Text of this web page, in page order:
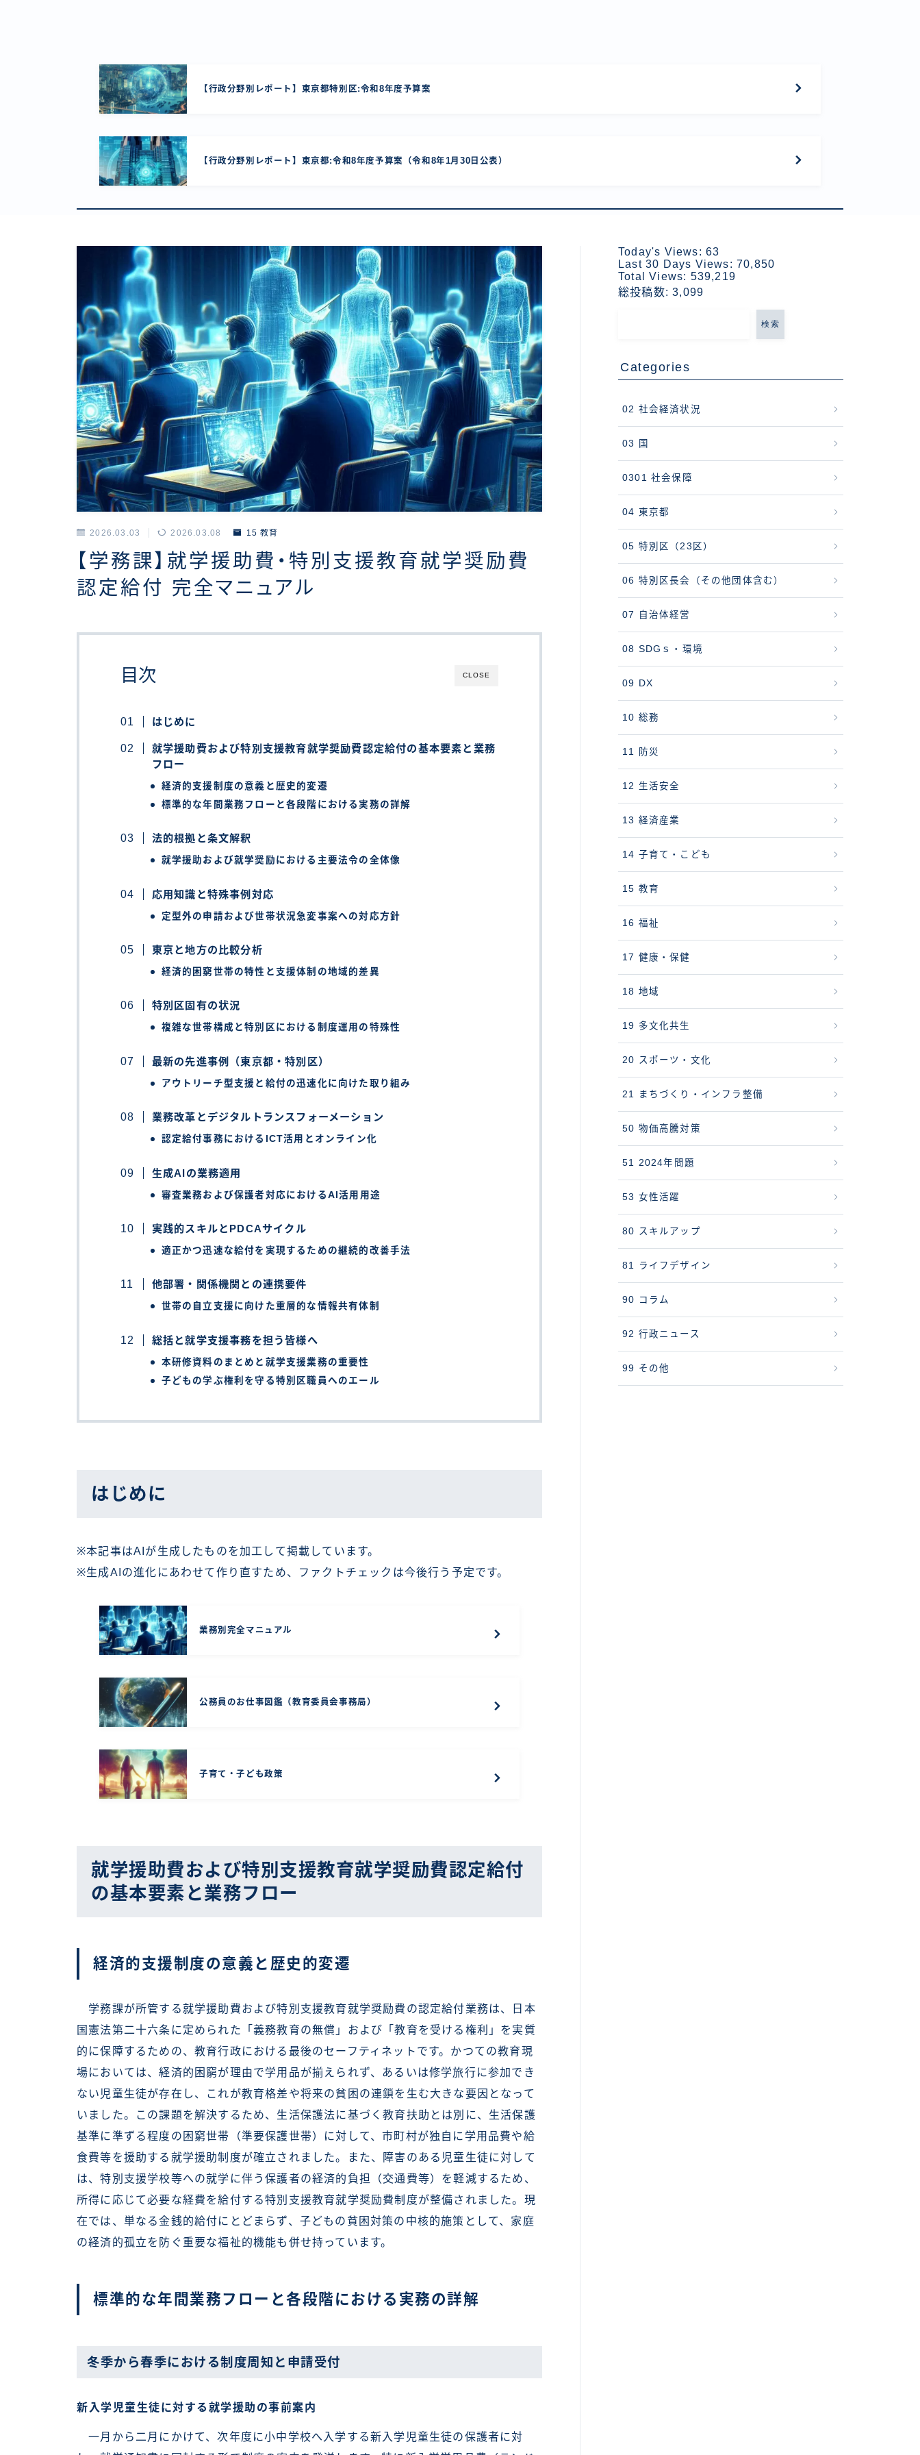
【行政分野別レポート】東京都特別区:令和8年度予算案
【行政分野別レポート】東京都:令和8年度予算案（令和8年1月30日公表）
2026.03.03 2026.03.08 15 教育
【学務課】就学援助費・特別支援教育就学奨励費
認定給付 完全マニュアル
CLOSE
目次
はじめに
就学援助費および特別支援教育就学奨励費認定給付の基本要素と業務
フロー
経済的支援制度の意義と歴史的変遷
標準的な年間業務フローと各段階における実務の詳解
法的根拠と条文解釈
就学援助および就学奨励における主要法令の全体像
応用知識と特殊事例対応
定型外の申請および世帯状況急変事案への対応方針
東京と地方の比較分析
経済的困窮世帯の特性と支援体制の地域的差異
特別区固有の状況
複雑な世帯構成と特別区における制度運用の特殊性
最新の先進事例（東京都・特別区）
アウトリーチ型支援と給付の迅速化に向けた取り組み
業務改革とデジタルトランスフォーメーション
認定給付事務におけるICT活用とオンライン化
生成AIの業務適用
審査業務および保護者対応におけるAI活用用途
実践的スキルとPDCAサイクル
適正かつ迅速な給付を実現するための継続的改善手法
他部署・関係機関との連携要件
世帯の自立支援に向けた重層的な情報共有体制
総括と就学支援事務を担う皆様へ
本研修資料のまとめと就学支援業務の重要性
子どもの学ぶ権利を守る特別区職員へのエール
はじめに
※本記事はAIが生成したものを加工して掲載しています。
※生成AIの進化にあわせて作り直すため、ファクトチェックは今後行う予定です。
業務別完全マニュアル
公務員のお仕事図鑑（教育委員会事務局）
子育て・子ども政策
就学援助費および特別支援教育就学奨励費認定給付
の基本要素と業務フロー
経済的支援制度の意義と歴史的変遷
学務課が所管する就学援助費および特別支援教育就学奨励費の認定給付業務は、日本
国憲法第二十六条に定められた「義務教育の無償」および「教育を受ける権利」を実質
的に保障するための、教育行政における最後のセーフティネットです。かつての教育現
場においては、経済的困窮が理由で学用品が揃えられず、あるいは修学旅行に参加でき
ない児童生徒が存在し、これが教育格差や将来の貧困の連鎖を生む大きな要因となって
いました。この課題を解決するため、生活保護法に基づく教育扶助とは別に、生活保護
基準に準ずる程度の困窮世帯（準要保護世帯）に対して、市町村が独自に学用品費や給
食費等を援助する就学援助制度が確立されました。また、障害のある児童生徒に対して
は、特別支援学校等への就学に伴う保護者の経済的負担（交通費等）を軽減するため、
所得に応じて必要な経費を給付する特別支援教育就学奨励費制度が整備されました。現
在では、単なる金銭的給付にとどまらず、子どもの貧困対策の中核的施策として、家庭
の経済的孤立を防ぐ重要な福祉的機能も併せ持っています。
標準的な年間業務フローと各段階における実務の詳解
冬季から春季における制度周知と申請受付
新入学児童生徒に対する就学援助の事前案内
一月から二月にかけて、次年度に小中学校へ入学する新入学児童生徒の保護者に対
Today's Views: 63
Last 30 Days Views: 70,850
Total Views: 539,219
総投稿数:3,099
検索
Categories
02 社会経済状況
03 国
0301 社会保障
04 東京都
05 特別区（23区）
06 特別区長会（その他団体含む）
07 自治体経営
08 SDGｓ・環境
09 DX
10 総務
11 防災
12 生活安全
13 経済産業
14 子育て・こども
15 教育
16 福祉
17 健康・保健
18 地域
19 多文化共生
20 スポーツ・文化
21 まちづくり・インフラ整備
50 物価高騰対策
51 2024年問題
53 女性活躍
80 スキルアップ
81 ライフデザイン
90 コラム
92 行政ニュース
99 その他